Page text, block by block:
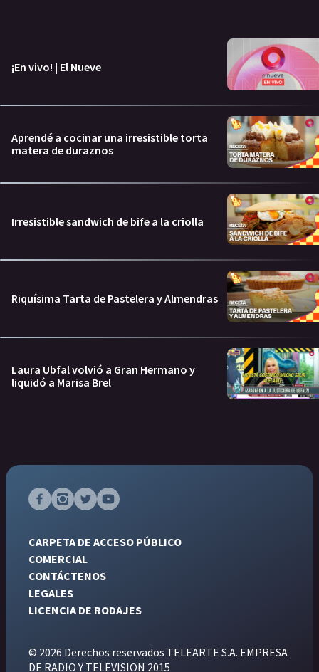
¡En vivo! | El Nueve
Aprendé a cocinar una irresistible torta
matera de duraznos
Irresistible sandwich de bife a la criolla
Riquísima Tarta de Pastelera y Almendras
Laura Ubfal volvió a Gran Hermano y
liquidó a Marisa Brel
CARPETA DE ACCESO PÚBLICO
COMERCIAL
CONTÁCTENOS
LEGALES
LICENCIA DE RODAJES
© 2026 Derechos reservados TELEARTE S.A. EMPRESA
DE RADIO Y TELEVISION 2015